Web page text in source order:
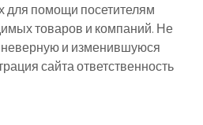
для помощи посетителям
товаров и компаний. Не
и изменившуюся
сайта ответственность